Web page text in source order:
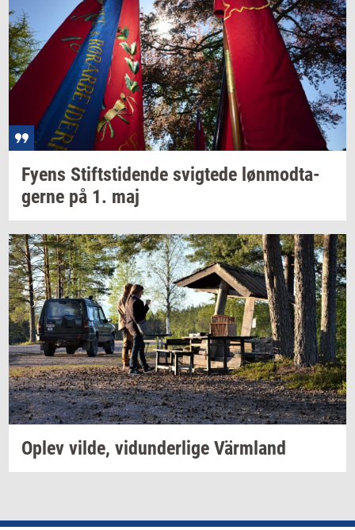
Fyens Stift­s­ti­den­de svig­te­de løn­mod­ta­
ger­ne på 1. maj
Oplev vilde, vi­dun­der­li­ge Värmland